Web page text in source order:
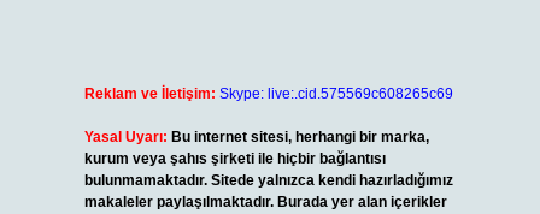
Reklam ve İletişim: Skype: live:.cid.575569c608265c69
Yasal Uyarı: Bu internet sitesi, herhangi bir marka,
kurum veya şahıs şirketi ile hiçbir bağlantısı
bulunmamaktadır. Sitede yalnızca kendi hazırladığımız
makaleler paylaşılmaktadır. Burada yer alan içerikler